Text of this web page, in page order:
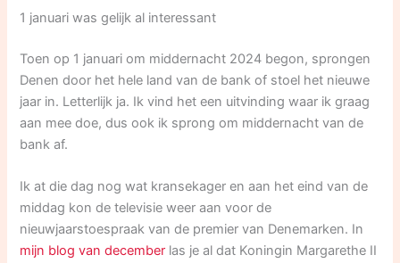
1 januari was gelijk al interessant
Toen op 1 januari om middernacht 2024 begon, sprongen
Denen door het hele land van de bank of stoel het nieuwe
jaar in. Letterlijk ja. Ik vind het een uitvinding waar ik graag
aan mee doe, dus ook ik sprong om middernacht van de
bank af.
Ik at die dag nog wat kransekager en aan het eind van de
middag kon de televisie weer aan voor de
nieuwjaarstoespraak van de premier van Denemarken. In
mijn blog van december las je al dat Koningin Margarethe II